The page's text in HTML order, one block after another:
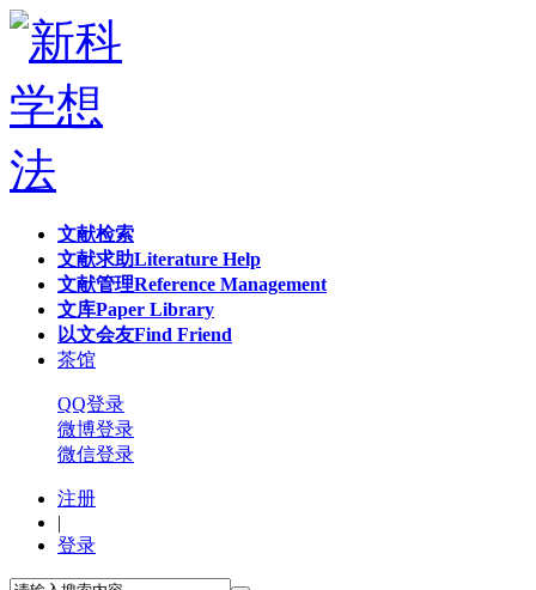
文献检索
文献求助Literature Help
文献管理Reference Management
文库Paper Library
以文会友Find Friend
茶馆
QQ登录
微博登录
微信登录
注册
|
登录